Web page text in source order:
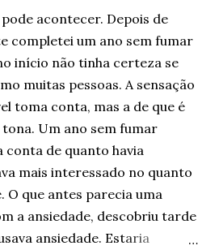
acontecer. Depois de
completei um ano sem fumar
início não tinha certeza se
muitas pessoas. A sensação
toma conta, mas a de que é
Um ano sem fumar
de quanto havia
mais interessado no quanto
O que antes parecia uma
a ansiedade, descobriu tarde
ansiedade. Estaria